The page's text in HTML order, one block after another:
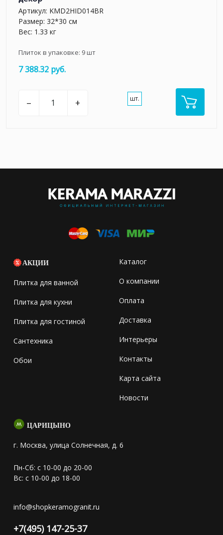
Артикул: KMD2HID014BR
Размер: 32*30 см
Вес: 1.33 кг
Плиток в упаковке: 9шт
7 388.32 руб.
– + шт.
АКЦИИ
Плитка для ванной
Плитка для кухни
Плитка для гостиной
Сантехника
Обои
Каталог
О компании
Оплата
Доставка
Интерьеры
Контакты
Карта сайта
Новости
ЦАРИЦЫНО
г. Москва, улица Солнечная, д. 6
Пн-Сб: с 10-00 до 20-00
Вс: с 10-00 до 18-00
info@shopkeramogranit.ru
+7(495) 147-25-37